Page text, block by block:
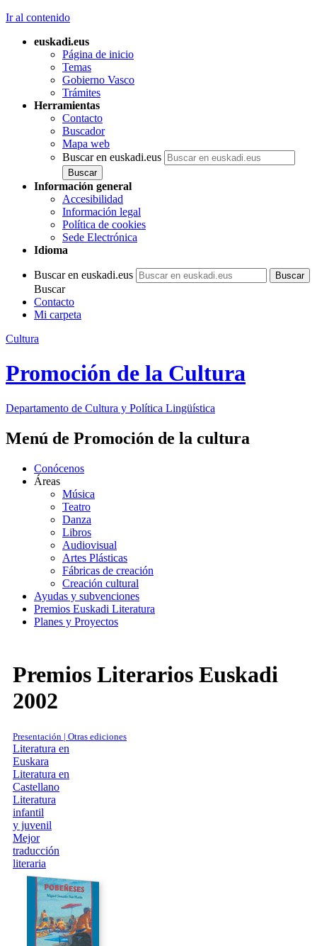
Ir al contenido
euskadi.eus
Página de inicio
Temas
Gobierno Vasco
Trámites
Herramientas
Contacto
Buscador
Mapa web
Buscar en euskadi.eus
Información general
Accesibilidad
Información legal
Política de cookies
Sede Electrónica
Idioma
Buscar en euskadi.eus
Buscar
Contacto
Mi carpeta
Cultura
Promoción de la Cultura
Departamento de Cultura y Política Lingüística
Menú de Promoción de la cultura
Conócenos
Áreas
Música
Teatro
Danza
Libros
Audiovisual
Artes Plásticas
Fábricas de creación
Creación cultural
Ayudas y subvenciones
Premios Euskadi Literatura
Planes y Proyectos
Premios Literarios Euskadi
2002
Presentación | Otras ediciones
Literatura en
Euskara
Literatura en
Castellano
Literatura
infantil
y juvenil
Mejor
traducción
literaria